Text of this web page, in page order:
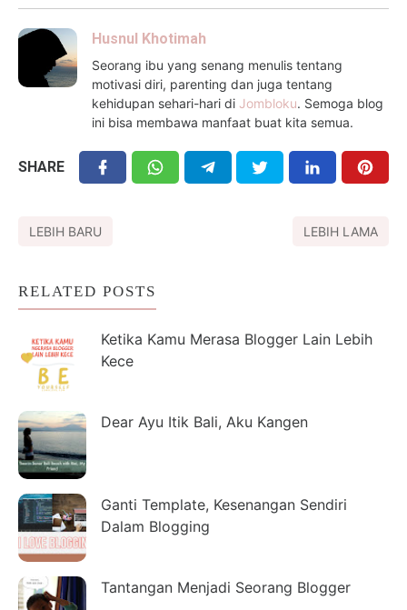
Husnul Khotimah
Seorang ibu yang senang menulis tentang
motivasi diri, parenting dan juga tentang
kehidupan sehari-hari di Jombloku. Semoga blog
ini bisa membawa manfaat buat kita semua.
SHARE
LEBIH BARU LEBIH LAMA
RELATED POSTS
Ketika Kamu Merasa Blogger Lain Lebih
Kece
Dear Ayu Itik Bali, Aku Kangen
Ganti Template, Kesenangan Sendiri
Dalam Blogging
Tantangan Menjadi Seorang Blogger